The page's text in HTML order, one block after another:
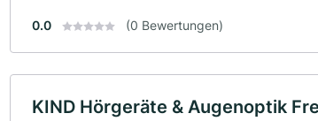
0.0 (0 Bewertungen)
KIND Hörgeräte & Augenoptik